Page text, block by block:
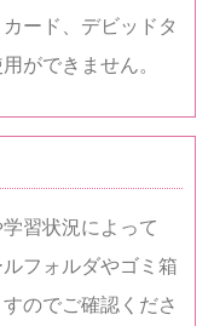
ード、デビッドタ
ができません。
習状況によって
フォルダやゴミ箱
のでご確認くださ